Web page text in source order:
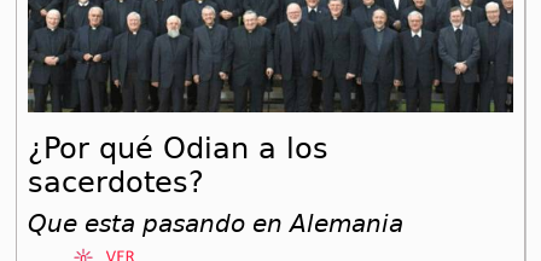
¿Por qué Odian a los
sacerdotes?
Que esta pasando en Alemania